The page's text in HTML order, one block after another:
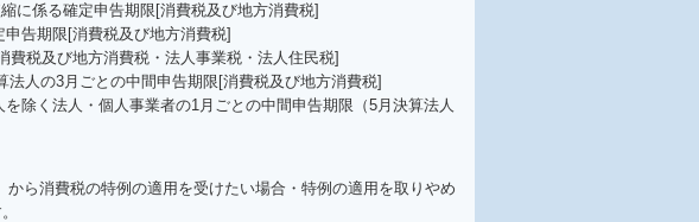
に係る確定申告期限[消費税及び地方消費税]
告期限[消費税及び地方消費税]
税及び地方消費税・法人事業税・法人住民税]
人の3月ごとの中間申告期限[消費税及び地方消費税]
除く法人・個人事業者の1月ごとの中間申告期限（5月決算法人
から消費税の特例の適用を受けたい場合・特例の適用を取りやめ